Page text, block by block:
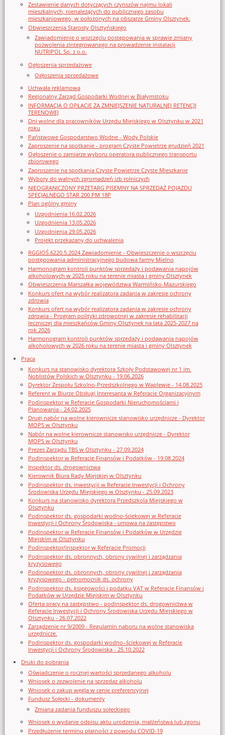
Zestawienie danych dotyczących czynszów najmu lokali
mieszkalnych, nienależących do publicznego zasobu
mieszkaniowego, w położonych na obszarze Gminy Olsztynek.
Obwieszczenia Starosty Olsztyńskiego
Zawiadomienie o wszczęciu postępowania w sprawie zmiany
pozwolenia zintegrowanego na prowadzenie instalacji
NUTRIPOL Sp. z o.o.
Ogłoszenia sprzedażowe
Ogłoszenia sprzedażowe
Uchwała reklamowa
Regionalny Zarząd Gospodarki Wodnej w Białymstoku
INFORMACJA O OPŁACIE ZA ZMNIEJSZENIE NATURALNEJ RETENCJI
TERENOWEJ
Dni wolne dla pracowników Urzędu Miejskiego w Olsztynku w 2021
roku
Państwowe Gospodarstwo Wodne - Wody Polskie
Zaproszenie na spotkanie - program Czyste Powietrze grudzień 2021
Ogłoszenie o zamiarze wyboru operatora publicznego transportu
zbiorowego
Zaproszenie na spotkania Czyste Powietrze Czyste Mieszkanie
Wybory do walnych zgromadzeń izb rolniczych
NIEOGRANICZONY PRZETARG PISEMNY NA SPRZEDAŻ POJAZDU
SPECJALNEGO STAR 200 PM 18P
Plan ogólny gminy
Uzgodnienia 16.02.2026
Uzgodnienia 13.05.2026
Uzgodnienia 29.05.2026
Projekt przekazany do uchwalenia
RGGIOŚ.6220.5.2024 Zawiadomienie - Obwieszczenie o wszczęciu
postępowania administracyjnego budowa farmy Mielno
Harmonogram kontroli punktów sprzedaży i podawania napojów
alkoholowych w 2025 roku na terenie miasta i gminy Olsztynek
Obwieszczenia Marszałka województwa Warmińsko-Mazurskiego
Konkurs ofert na wybór realizatora zadania w zakresie ochrony
zdrowia
Konkurs ofert na wybór realizatora zadania w zakresie ochrony
zdrowia - Program polityki zdrowotnej w zakresie rehabilitacji
leczniczej dla mieszkańców Gminy Olsztynek na lata 2025-2027 na
rok 2026
Harmonogram kontroli punktów sprzedaży i podawania napojów
alkoholowych w 2026 roku na terenie miasta i gminy Olsztynek
Praca
Konkurs na stanowisko dyrektora Szkoły Podstawowej nr 1 im.
Noblistów Polskich w Olsztynku - 19.06.2026
Dyrektor Zespołu Szkolno-Przedszkolnego w Waplewie - 14.08.2025
Referent w Biurze Obsługi Interesanta w Referacie Organizacyjnym
Podinspektor w Referacie Gospodarki Nieruchomościami i
Planowania - 24.02.2025
Drugi nabór na wolne kierownicze stanowisko urzędnicze - Dyrektor
MOPS w Olsztynku
Nabór na wolne kierownicze stanowisko urzędnicze - Dyrektor
MOPS w Olsztynku
Prezes Zarządu TBS w Olsztynku - 27.09.2024
Podinspektor w Referacie Finansów i Podatków - 19.08.2024
Inspektor ds. drogownictwa
Kierownik Biura Rady Miejskiej w Olsztynku
Podinspektor ds. inwestycji w Referacie Inwestycji i Ochrony
Środowiska Urzędu Miejskiego w Olsztynku - 25.09.2023
Konkurs na stanowisko dyrektora Przedszkola Miejskiego w
Olsztynku
Podinspektor ds. gospodarki wodno-ściekowej w Referacie
Inwestycji i Ochrony Środowiska - umowa na zastępstwo
Podinspektor w Referacie Finansów i Podatków w Urzędzie
Miejskim w Olsztynku
Podinspektor/inspektor w Referacie Promocji
Podinspektor ds. obronnych, obrony cywilnej i zarządzania
kryzysowego
Podinspektor ds. obronnych, obrony cywilnej i zarządzania
kryzysowego - pełnomocnik ds. ochrony
Podinspektor ds. księgowości i podatku VAT w Referacie Finansów i
Podatków w Urzędzie Miejskim w Olsztynku
Oferta pracy na zastępstwo - podinspektor ds. drogownictwa w
Referacie Inwestycji i Ochrony Środowiska Urzędu Miejskiego w
Olsztynku - 26.07.2022
Zarządzenie nr 9/2009 - Regulamin naboru na wolne stanowiska
urzędnicze.
Podinspektor ds. gospodarki wodno–ściekowej w Referacie
Inwestycji i Ochrony Środowiska - 25.10.2022
Druki do pobrania
Oświadczenie o rocznej wartości sprzedanego alkoholu
Wniosek o zezwolenie na sprzedaz alkoholu
Wniosek o zakup węgla w cenie preferencyjnej
Fundusz Sołecki - dokumenty
Zmiana zadania funduszu sołeckiego
Wniosek o wydanie odpisu aktu urodzenia, małżeństwa lub zgonu
Przedłużenie terminu płatności z powodu COVID-19